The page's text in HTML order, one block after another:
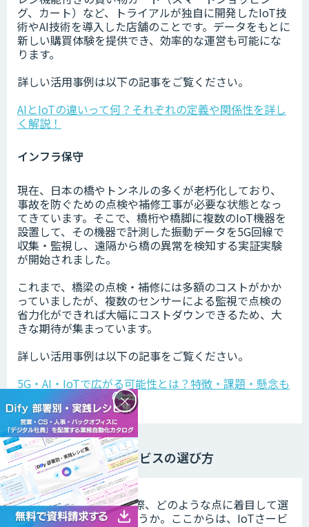
グ、カート）など、トライアルが独自に開発したIoT技
術やAI技術を導入した店舗のことです。データをもとに
新しい購買体験を提供でき、効率的な運営も可能にな
ります。
詳しい活用事例は以下の記事をご覧ください。
AIとIoTの違いって何？それぞれの定義や関係性を詳し
く解説！
インフラ保守
現在、日本の橋やトンネルの多くが老朽化しており、
事故を防ぐための点検や補修工事が必要な状態となっ
てきています。そこで、橋桁や橋脚に複数のIoT機器を
設置して、その機器で計測した振動データを5G回線で
収集・監視し、遠隔から橋の異常を検知する実証実験
が開始されました。
これまで、橋梁の点検・補修には多額のコストがかか
っていましたが、複数のセンサーによる監視で点検の
省力化ができれば大幅にコストダウンできるため、大
きな期待が集まっています。
詳しい活用事例は以下の記事をご覧ください。
5G・AI・IoTで広がる可能性とは？特徴・課題・懸念も
IoTサービスの選び方
IoTサービスを導入する際、どのような点に着目して選
んでいけば良いのでしょうか。ここからは、IoTさービ
×